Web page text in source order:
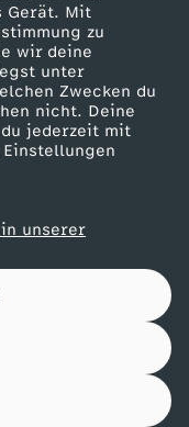
Gerät. Mit
zu
wir deine
unter
Zwecken du
nicht. Deine
jederzeit mit
unserer